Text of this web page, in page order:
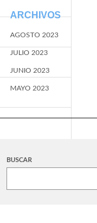
ARCHIVOS
AGOSTO 2023
JULIO 2023
JUNIO 2023
MAYO 2023
BUSCAR